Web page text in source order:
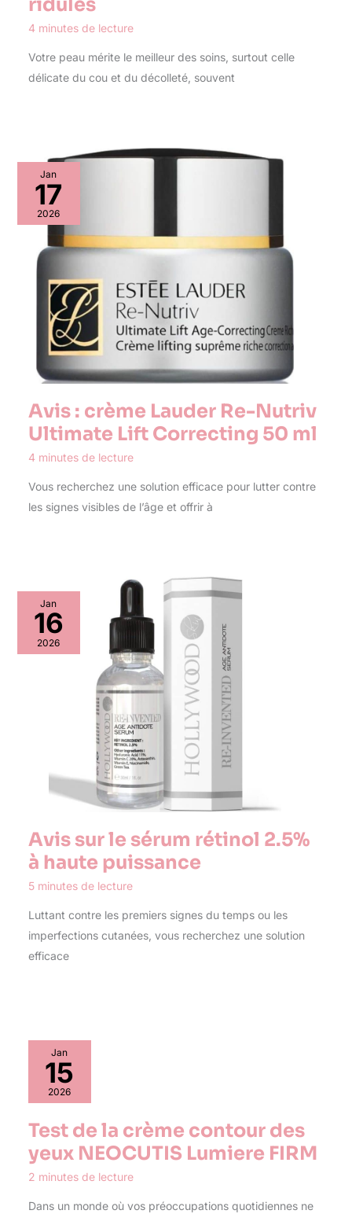
ridules
4 minutes de lecture
Votre peau mérite le meilleur des soins, surtout celle
délicate du cou et du décolleté, souvent
Jan
17
2026
Avis : crème Lauder Re-Nutriv
Ultimate Lift Correcting 50 ml
4 minutes de lecture
Vous recherchez une solution efficace pour lutter contre
les signes visibles de l’âge et offrir à
Jan
16
2026
Avis sur le sérum rétinol 2.5%
à haute puissance
5 minutes de lecture
Luttant contre les premiers signes du temps ou les
imperfections cutanées, vous recherchez une solution
efficace
Jan
15
2026
Test de la crème contour des
yeux NEOCUTIS Lumiere FIRM
2 minutes de lecture
Dans un monde où vos préoccupations quotidiennes ne